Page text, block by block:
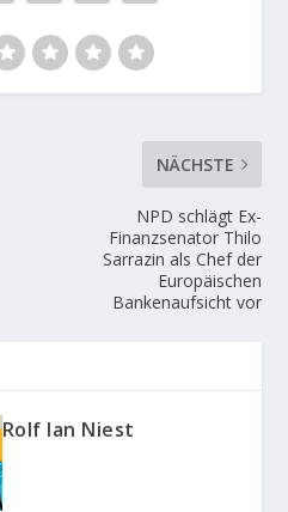
NÄCHSTE
NPD schlägt Ex-
Finanzsenator Thilo
Sarrazin als Chef der
Europäischen
Bankenaufsicht vor
Rolf Ian Niest